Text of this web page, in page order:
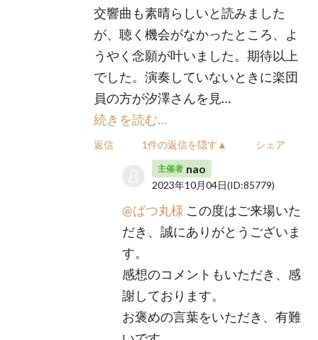
交響曲も素晴らしいと読みました
が、聴く機会がなかったところ、よ
うやく念願が叶いました。期待以上
でした。演奏していないときに楽団
員の方が汐澤さんを見…
続きを読む…
返信 1件の返信を隠す▲ シェア
主催者 nao
2023年10月04日(ID:85779)
@ばつ丸様 この度はご来場いた
だき、誠にありがとうございま
す。
感想のコメントもいただき、感
謝しております。
お褒めの言葉をいただき、有難